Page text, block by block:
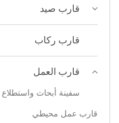
قارب صيد
قارب ركاب
قارب العمل
سفينة أبحاث
قارب عمل محيطي